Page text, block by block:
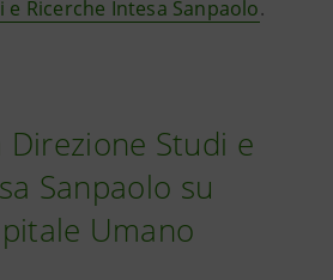
Ricerche Intesa Sanpaolo.
Direzione Studi e
Sanpaolo su
Umano